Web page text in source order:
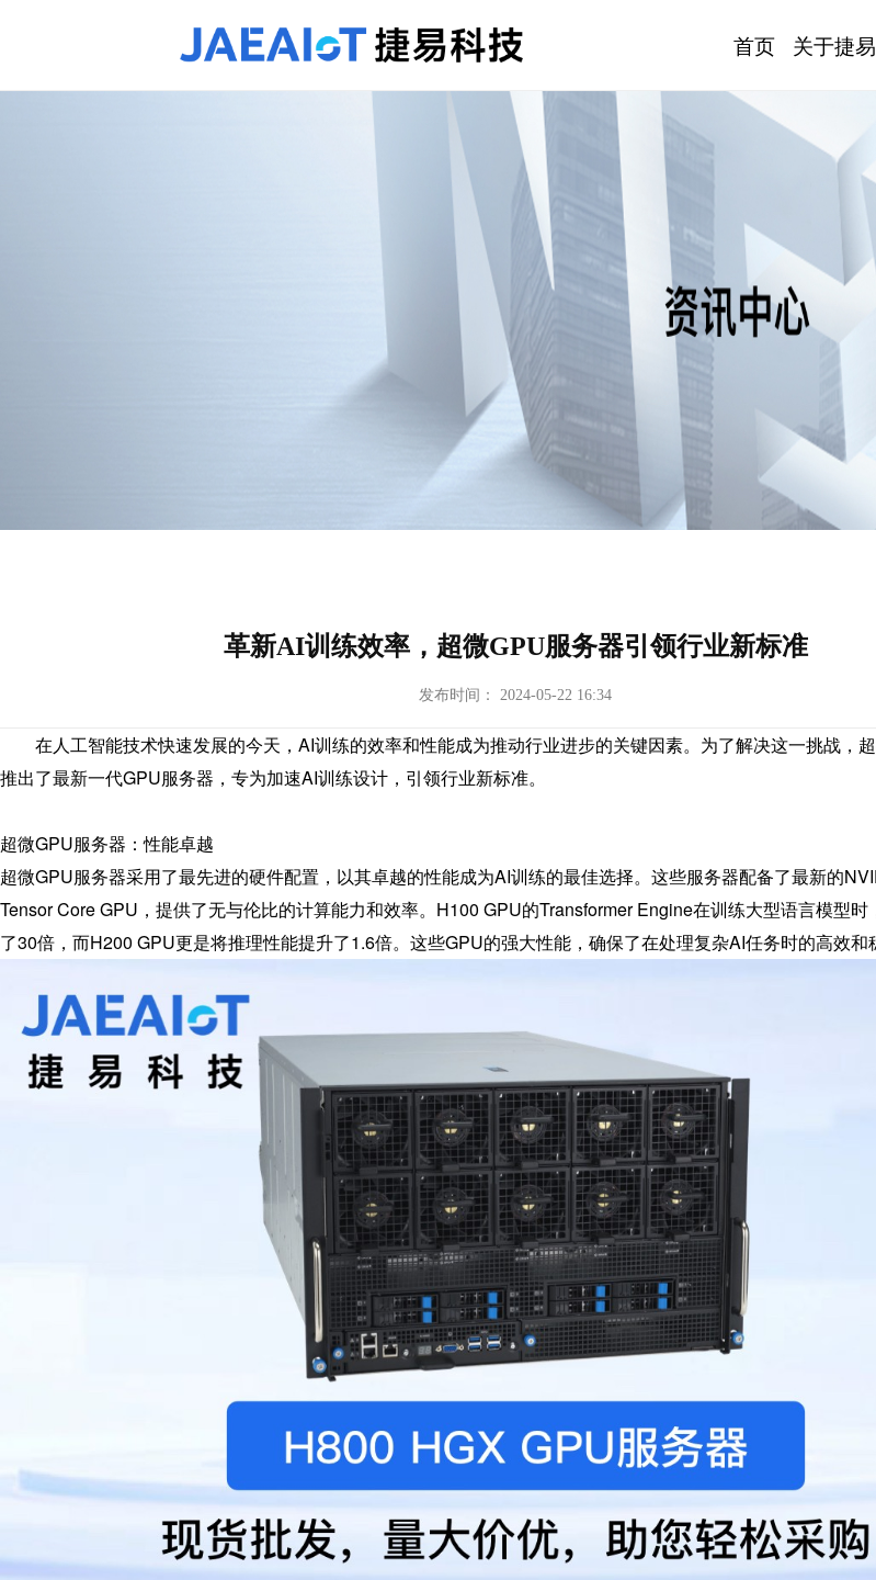
首页 关于捷易
革新AI训练效率，超微GPU服务器引领行业新标准
发布时间： 2024-05-22 16:34
在人工智能技术快速发展的今天，AI训练的效率和性能成为推动行业进步的关键因素。为了解决这一挑战，超
推出了最新一代GPU服务器，专为加速AI训练设计，引领行业新标准。
超微GPU服务器：性能卓越
超微GPU服务器采用了最先进的硬件配置，以其卓越的性能成为AI训练的最佳选择。这些服务器配备了最新的
Tensor Core GPU，提供了无与伦比的计算能力和效率。H100 GPU的Transformer Engine在训练大型语言模型
了30倍，而H200 GPU更是将推理性能提升了1.6倍。这些GPU的强大性能，确保了在处理复杂AI任务时的高效和